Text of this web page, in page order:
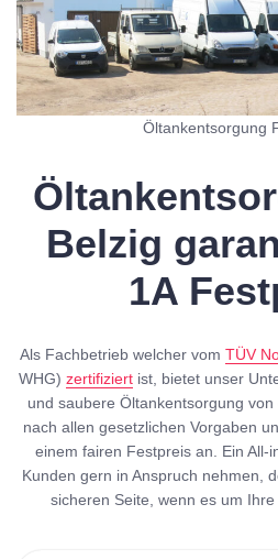
Öltankentsorgung
Belzig
1A
Als Fachbetrieb welcher vom TÜV
WHG) zertifiziert ist, bietet unser
und saubere Öltankentsorgung
nach allen gesetzlichen Vorgaben
einem fairen Festpreis an. Ein All-
Kunden gern in Anspruch nehmen,
sicheren Seite, wenn es um